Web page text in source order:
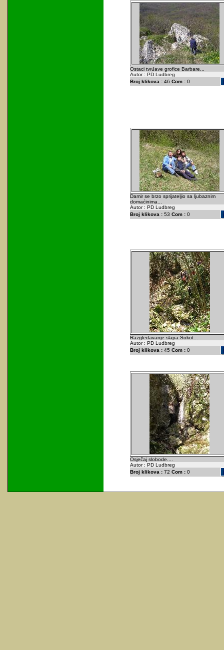
Ostaci tvrđave grofice Barbare...
Autor : PD Ludbreg
Broj klikova :46 Com :0
Damir se brzo sprijateljio sa ljubaznim
domaćinima...
Autor : PD Ludbreg
Broj klikova :53 Com :0
Razgledavanje slapa Šokot...
Autor : PD Ludbreg
Broj klikova :45 Com :0
Osječaj slobode....
Autor : PD Ludbreg
Broj klikova :72 Com :0